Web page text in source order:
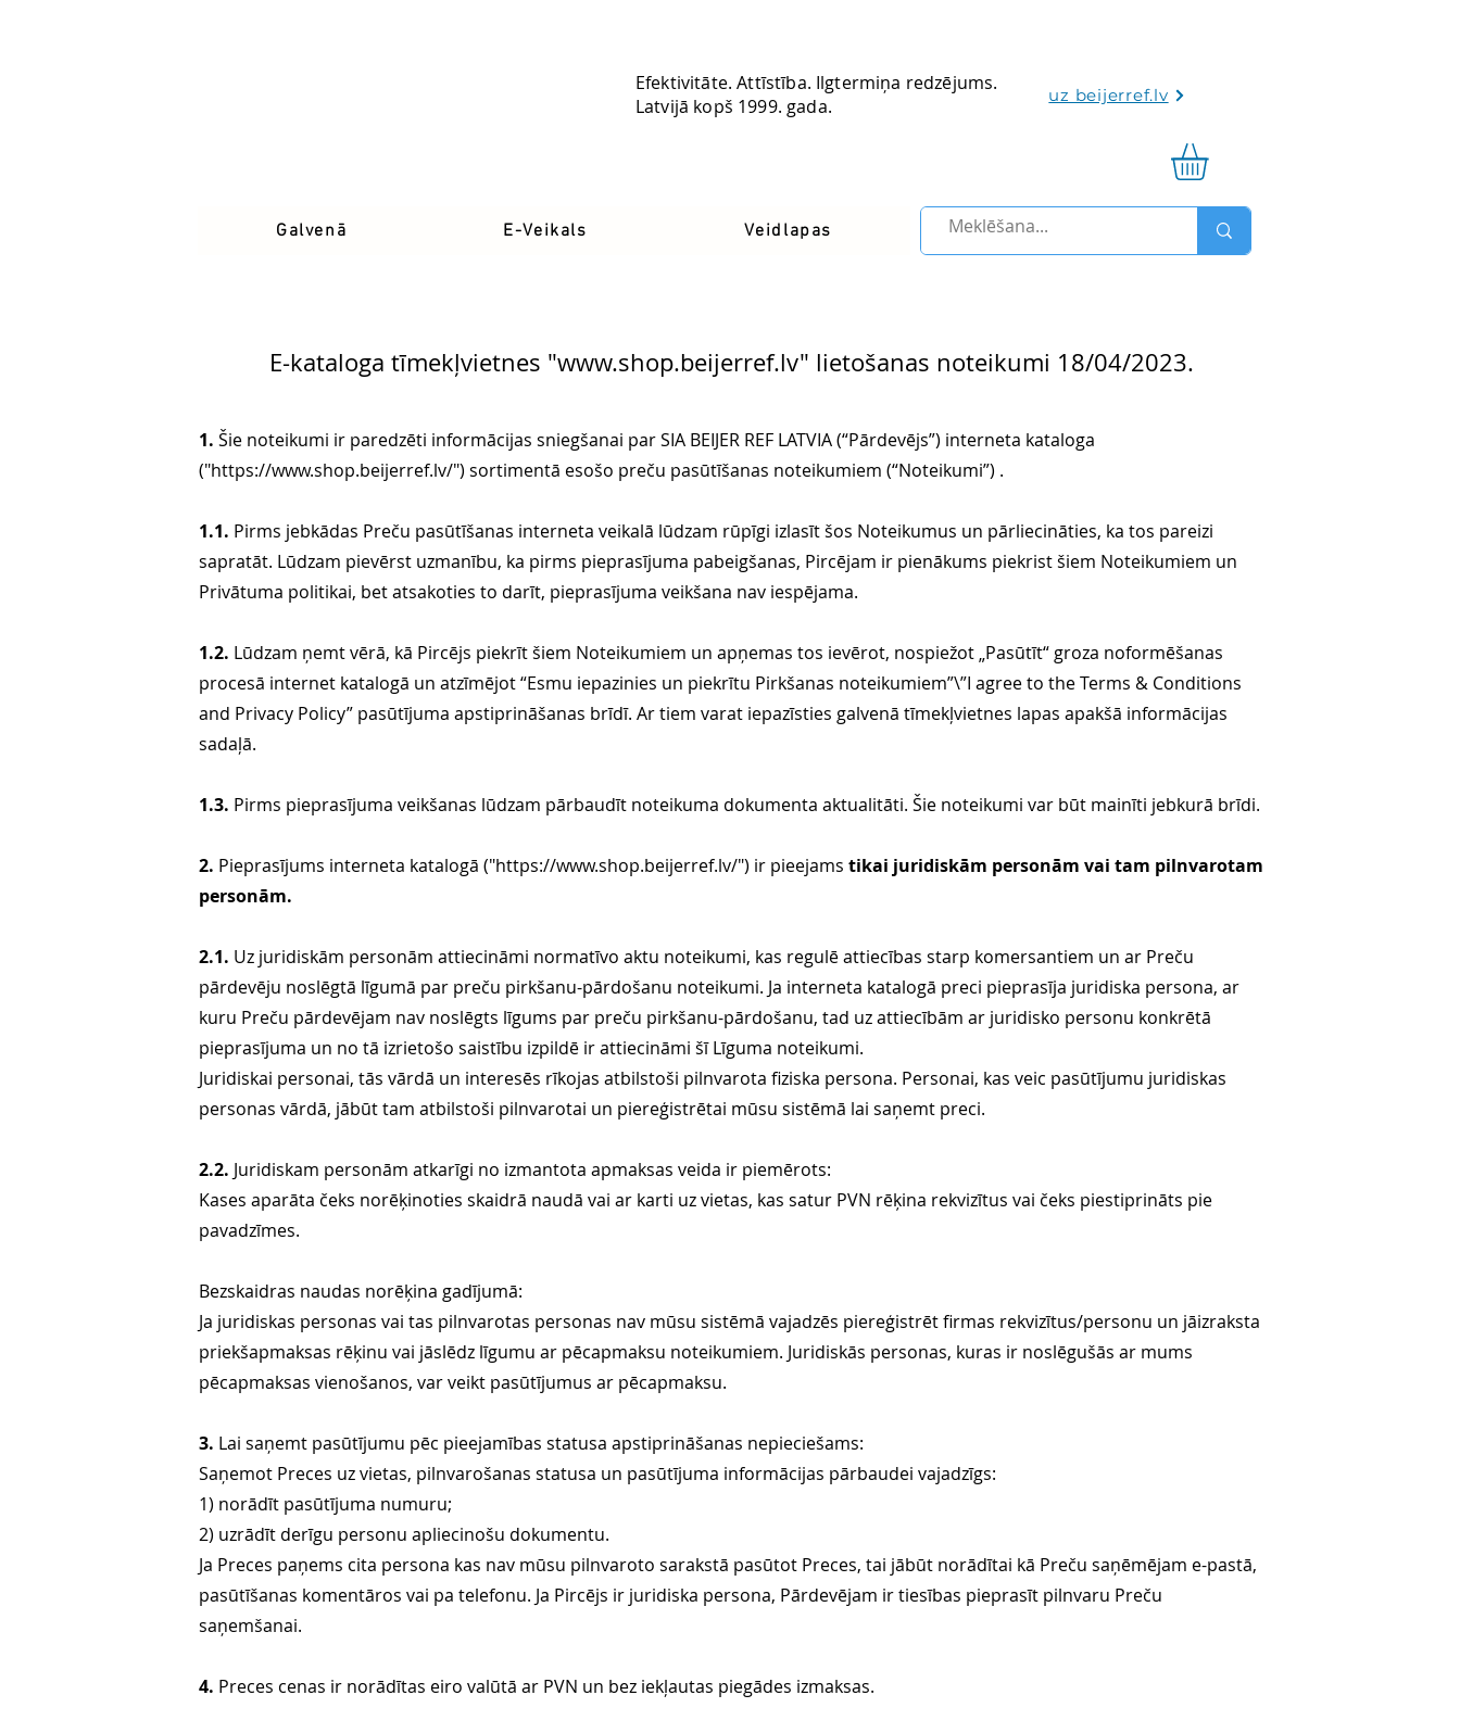
Latvia
Efektivitāte. Attīstība. Ilgtermiņa redzējums.
Latvijā kopš 1999. gada.
uz beijerref.lv
Galvenā E-Veikals Veidlapas
E-kataloga tīmekļvietnes "www.shop.beijerref.lv" lietošanas noteikumi 18/04/2023.
1. Šie noteikumi ir paredzēti informācijas sniegšanai par SIA BEIJER REF LATVIA (“Pārdevējs”) interneta kataloga
("https://www.shop.beijerref.lv/") sortimentā esošo preču pasūtīšanas noteikumiem (“Noteikumi”) .
1.1. Pirms jebkādas Preču pasūtīšanas interneta veikalā lūdzam rūpīgi izlasīt šos Noteikumus un pārliecināties, ka tos pareizi
sapratāt. Lūdzam pievērst uzmanību, ka pirms pieprasījuma pabeigšanas, Pircējam ir pienākums piekrist šiem Noteikumiem un
Privātuma politikai, bet atsakoties to darīt, pieprasījuma veikšana nav iespējama.
1.2. Lūdzam ņemt vērā, kā Pircējs piekrīt šiem Noteikumiem un apņemas tos ievērot, nospiežot „Pasūtīt“ groza noformēšanas
procesā internet katalogā un atzīmējot “Esmu iepazinies un piekrītu Pirkšanas noteikumiem”\”I agree to the Terms & Conditions
and Privacy Policy” pasūtījuma apstiprināšanas brīdī. Ar tiem varat iepazīsties galvenā tīmekļvietnes lapas apakšā informācijas
sadaļā.
1.3. Pirms pieprasījuma veikšanas lūdzam pārbaudīt noteikuma dokumenta aktualitāti. Šie noteikumi var būt mainīti jebkurā brīdi.
2. Pieprasījums interneta katalogā ("https://www.shop.beijerref.lv/") ir pieejams tikai juridiskām personām vai tam pilnvarotam
personām.
2.1. Uz juridiskām personām attiecināmi normatīvo aktu noteikumi, kas regulē attiecības starp komersantiem un ar Preču
pārdevēju noslēgtā līgumā par preču pirkšanu-pārdošanu noteikumi. Ja interneta katalogā preci pieprasīja juridiska persona, ar
kuru Preču pārdevējam nav noslēgts līgums par preču pirkšanu-pārdošanu, tad uz attiecībām ar juridisko personu konkrētā
pieprasījuma un no tā izrietošo saistību izpildē ir attiecināmi šī Līguma noteikumi.
Juridiskai personai, tās vārdā un interesēs rīkojas atbilstoši pilnvarota fiziska persona. Personai, kas veic pasūtījumu juridiskas
personas vārdā, jābūt tam atbilstoši pilnvarotai un piereģistrētai mūsu sistēmā lai saņemt preci.
2.2. Juridiskam personām atkarīgi no izmantota apmaksas veida ir piemērots:
Kases aparāta čeks norēķinoties skaidrā naudā vai ar karti uz vietas, kas satur PVN rēķina rekvizītus vai čeks piestiprināts pie
pavadzīmes.
Bezskaidras naudas norēķina gadījumā:
Ja juridiskas personas vai tas pilnvarotas personas nav mūsu sistēmā vajadzēs piereģistrēt firmas rekvizītus/personu un jāizraksta
priekšapmaksas rēķinu vai jāslēdz līgumu ar pēcapmaksu noteikumiem. Juridiskās personas, kuras ir noslēgušās ar mums
pēcapmaksas vienošanos, var veikt pasūtījumus ar pēcapmaksu.
3. Lai saņemt pasūtījumu pēc pieejamības statusa apstiprināšanas nepieciešams:
Saņemot Preces uz vietas, pilnvarošanas statusa un pasūtījuma informācijas pārbaudei vajadzīgs:
1) norādīt pasūtījuma numuru;
2) uzrādīt derīgu personu apliecinošu dokumentu.
Ja Preces paņems cita persona kas nav mūsu pilnvaroto sarakstā pasūtot Preces, tai jābūt norādītai kā Preču saņēmējam e-pastā,
pasūtīšanas komentāros vai pa telefonu. Ja Pircējs ir juridiska persona, Pārdevējam ir tiesības pieprasīt pilnvaru Preču
saņemšanai.
4. Preces cenas ir norādītas eiro valūtā ar PVN un bez iekļautas piegādes izmaksas.